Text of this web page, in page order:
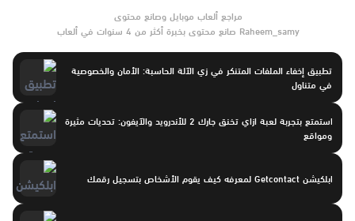
Raheem_samy صانع محتوى بخبرة أكثر من 4 سنوات في ألعاب
تطبيق إخفاء الملفات المتنكر في زي الآلة الحاسبة: الأمان والخصوصية
في متناول
استمتع بتجربة لعبة ازاي تخنق جارك 2 للأندرويد والآيفون: تحديات مثيرة
ومواقع
ابلكيشن Getcontact لمعرفه كيف يقوم الأشخاص بتسجيل رقمك